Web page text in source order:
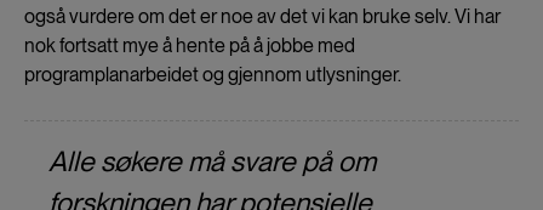
også vurdere om det er noe av det vi kan bruke selv. Vi har
nok fortsatt mye å hente på å jobbe med
programplanarbeidet og gjennom utlysninger.
Alle søkere må svare på om
forskningen har potensielle